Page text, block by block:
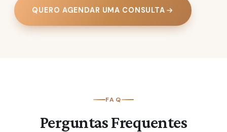
QUERO AGENDAR UMA CONSULTA
FAQ
Perguntas Frequentes